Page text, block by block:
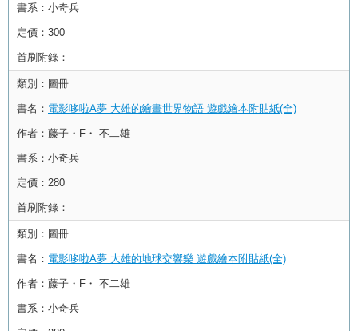
書系： 小奇兵
定價： 300
首刷附錄：
類別： 圖冊
書名： 電影哆啦A夢 大雄的繪畫世界物語 遊戲繪本附貼紙(全)
作者： 藤子・F・ 不二雄
書系： 小奇兵
定價： 280
首刷附錄：
類別： 圖冊
書名： 電影哆啦A夢 大雄的地球交響樂 遊戲繪本附貼紙(全)
作者： 藤子・F・ 不二雄
書系： 小奇兵